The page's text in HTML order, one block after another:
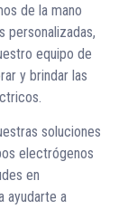
de la mano
personalizadas,
equipo de
y brindar las
soluciones
electrógenos
en
ayudarte a